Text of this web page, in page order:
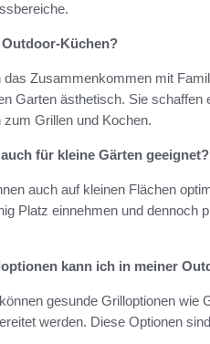
Küchen?
Zusammenkommen mit
Garten ästhetisch. Sie
Grillen und Kochen.
für kleine Gärten geeignet?
auch auf kleinen Flächen
Platz einnehmen und
kann ich in meiner
gesunde Grilloptionen
werden. Diese Optionen